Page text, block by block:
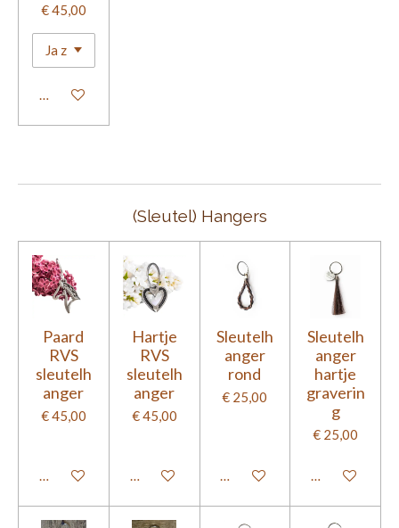
€ 45,00
Bekijk details
(Sleutel) Hangers
Paard
RVS
sleutelh
anger
€ 45,00
Bekijk details
Hartje
RVS
sleutelh
anger
€ 45,00
Bekijk details
Sleutelh
anger
rond
€ 25,00
Bekijk details
Sleutelh
anger
hartje
graverin
g
€ 25,00
Bekijk details